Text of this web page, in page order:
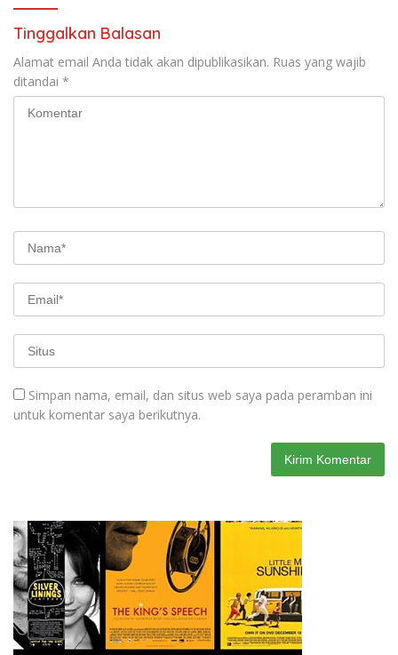
Tinggalkan Balasan
Alamat email Anda tidak akan dipublikasikan. Ruas yang wajib
ditandai *
Simpan nama, email, dan situs web saya pada peramban ini
untuk komentar saya berikutnya.